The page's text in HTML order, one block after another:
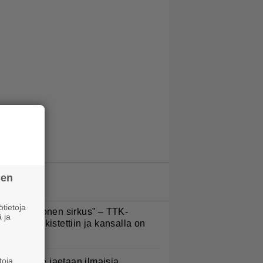
semmonen sirkus” – TTK-
julkistettiin ja kansalla on
ja